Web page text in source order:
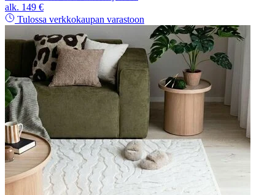
alk. 149 €
Tulossa verkkokaupan varastoon